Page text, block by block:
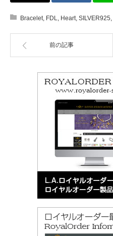
Bracelet, FDL, Heart, SILVER925,
前の記事